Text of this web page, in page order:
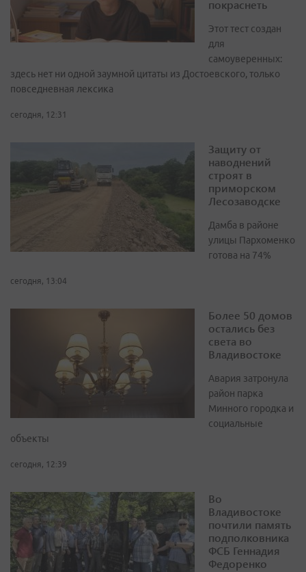
покраснеть
Этот тест создан
для
самоуверенных:
здесь нет ни одной заумной цитаты из Достоевского, только
повседневная лексика
сегодня, 12:31
Защиту от
наводнений
строят в
приморском
Лесозаводске
Дамба в районе
улицы Пархоменко
готова на 74%
сегодня, 13:04
Более 50 домов
остались без
света во
Владивостоке
Авария затронула
район парка
Минного городка и
социальные
объекты
сегодня, 12:39
Во
Владивостоке
почтили память
подполковника
ФСБ Геннадия
Федоренко